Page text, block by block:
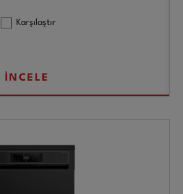
Karşılaştır
İNCELE